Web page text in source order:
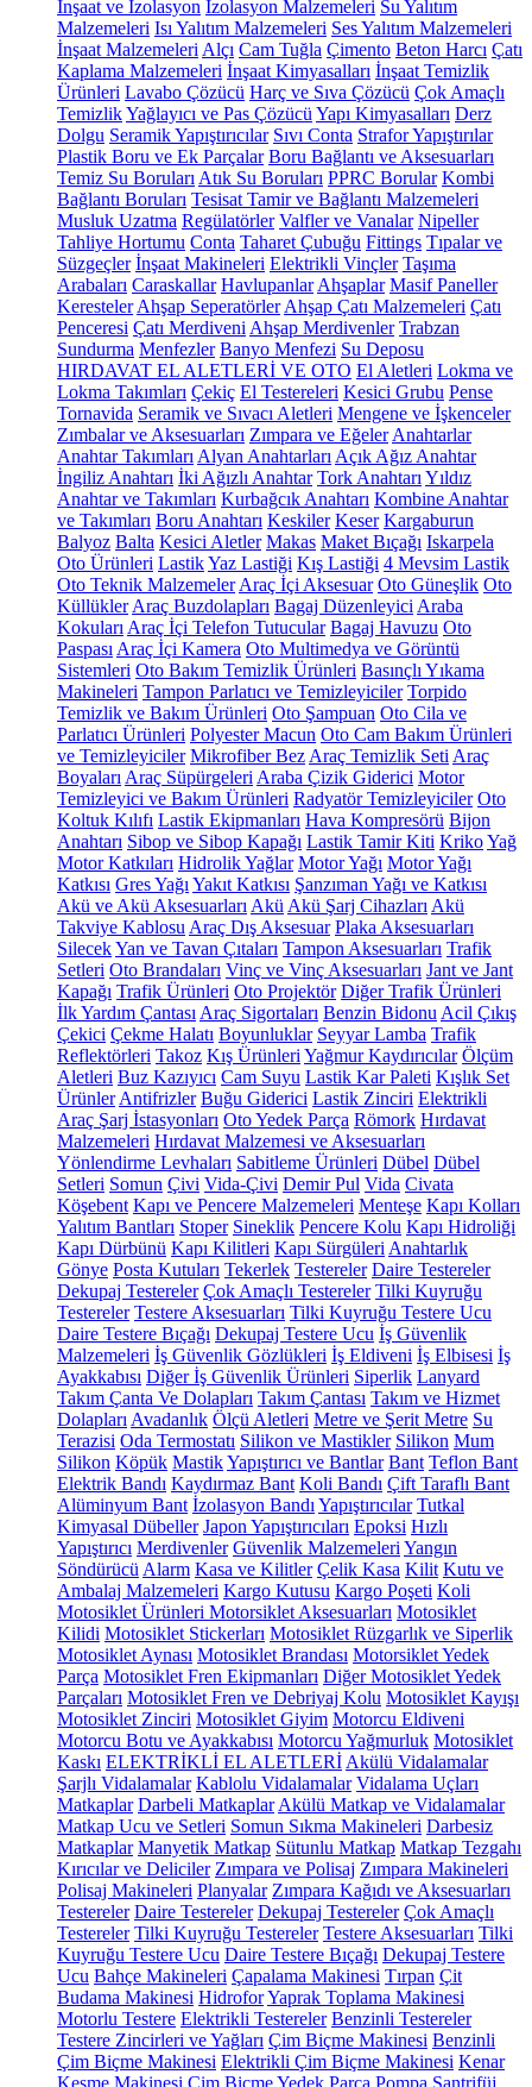
İnşaat ve İzolasyon İzolasyon Malzemeleri Su Yalıtım
Malzemeleri Isı Yalıtım Malzemeleri Ses Yalıtım Malzemeleri
İnşaat Malzemeleri Alçı Cam Tuğla Çimento Beton Harcı Çatı
Kaplama Malzemeleri İnşaat Kimyasalları İnşaat Temizlik
Ürünleri Lavabo Çözücü Harç ve Sıva Çözücü Çok Amaçlı
TemizlikYağlayıcı ve Pas Çözücü Yapı Kimyasalları Derz
Dolgu Seramik Yapıştırıcılar Sıvı Conta Strafor Yapıştırılar
Plastik Boru ve Ek Parçalar Boru Bağlantı ve Aksesuarları
Temiz Su Boruları Atık Su Boruları PPRC Borular Kombi
Bağlantı Boruları Tesisat Tamir ve Bağlantı Malzemeleri
Musluk Uzatma Regülatörler Valfler ve Vanalar Nipeller
Tahliye Hortumu Conta Taharet Çubuğu Fittings Tıpalar ve
Süzgeçler İnşaat Makineleri Elektrikli Vinçler Taşıma
Arabaları Caraskallar Havlupanlar Ahşaplar Masif Paneller
Keresteler Ahşap Seperatörler Ahşap Çatı Malzemeleri Çatı
Penceresi Çatı Merdiveni Ahşap Merdivenler Trabzan
Sundurma Menfezler Banyo Menfezi Su Deposu
HIRDAVAT EL ALETLERİ VE OTO El Aletleri Lokma ve
Lokma Takımları Çekiç El Testereleri Kesici Grubu Pense
Tornavida Seramik ve Sıvacı Aletleri Mengene ve İşkenceler
Zımbalar ve Aksesuarları Zımpara ve Eğeler Anahtarlar
Anahtar Takımları Alyan Anahtarları Açık Ağız Anahtar
İngiliz Anahtarı İki Ağızlı Anahtar Tork Anahtarı Yıldız
Anahtar ve Takımları Kurbağcık Anahtarı Kombine Anahtar
ve Takımları Boru Anahtarı Keskiler Keser Kargaburun
Balyoz Balta Kesici Aletler Makas Maket Bıçağı Iskarpela
Oto Ürünleri LastikYaz Lastiği Kış Lastiği 4 Mevsim Lastik
Oto Teknik Malzemeler Araç İçi Aksesuar Oto Güneşlik Oto
Küllükler Araç Buzdolapları Bagaj Düzenleyici Araba
Kokuları Araç İçi Telefon Tutucular Bagaj Havuzu Oto
Paspası Araç İçi Kamera Oto Multimedya ve Görüntü
Sistemleri Oto Bakım Temizlik Ürünleri Basınçlı Yıkama
Makineleri Tampon Parlatıcı ve Temizleyiciler Torpido
Temizlik ve Bakım Ürünleri Oto Şampuan Oto Cila ve
Parlatıcı Ürünleri Polyester Macun Oto Cam Bakım Ürünleri
ve Temizleyiciler Mikrofiber Bez Araç Temizlik Seti Araç
Boyaları Araç Süpürgeleri Araba Çizik Giderici Motor
Temizleyici ve Bakım Ürünleri Radyatör Temizleyiciler Oto
Koltuk Kılıfı Lastik Ekipmanları Hava Kompresörü Bijon
Anahtarı Sibop ve Sibop Kapağı Lastik Tamir Kiti KrikoYağ
Motor Katkıları Hidrolik Yağlar Motor Yağı Motor Yağı
Katkısı Gres Yağı Yakıt Katkısı Şanzıman Yağı ve Katkısı
Akü ve Akü Aksesuarları Akü Akü Şarj Cihazları Akü
Takviye Kablosu Araç Dış Aksesuar Plaka Aksesuarları
SilecekYan ve Tavan Çıtaları Tampon Aksesuarları Trafik
Setleri Oto Brandaları Vinç ve Vinç Aksesuarları Jant ve Jant
Kapağı Trafik Ürünleri Oto Projektör Diğer Trafik Ürünleri
İlk Yardım Çantası Araç Sigortaları Benzin Bidonu Acil Çıkış
Çekici Çekme Halatı Boyunluklar Seyyar Lamba Trafik
Reflektörleri Takoz Kış Ürünleri Yağmur Kaydırıcılar Ölçüm
Aletleri Buz Kazıyıcı Cam Suyu Lastik Kar Paleti Kışlık Set
Ürünler Antifrizler Buğu Giderici Lastik Zinciri Elektrikli
Araç Şarj İstasyonları Oto Yedek Parça Römork Hırdavat
Malzemeleri Hırdavat Malzemesi ve Aksesuarları
Yönlendirme Levhaları Sabitleme Ürünleri Dübel Dübel
Setleri Somun Çivi Vida-Çivi Demir Pul Vida Civata
Köşebent Kapı ve Pencere Malzemeleri Menteşe Kapı Kolları
Yalıtım Bantları Stoper Sineklik Pencere Kolu Kapı Hidroliği
Kapı Dürbünü Kapı Kilitleri Kapı Sürgüleri Anahtarlık
Gönye Posta Kutuları Tekerlek Testereler Daire Testereler
Dekupaj Testereler Çok Amaçlı Testereler Tilki Kuyruğu
Testereler Testere Aksesuarları Tilki Kuyruğu Testere Ucu
Daire Testere Bıçağı Dekupaj Testere Ucu İş Güvenlik
Malzemeleri İş Güvenlik Gözlükleri İş Eldiveni İş Elbisesi İş
Ayakkabısı Diğer İş Güvenlik Ürünleri Siperlik Lanyard
Takım Çanta Ve Dolapları Takım Çantası Takım ve Hizmet
Dolapları Avadanlık Ölçü Aletleri Metre ve Şerit Metre Su
Terazisi Oda Termostatı Silikon ve Mastikler Silikon Mum
Silikon Köpük MastikYapıştırıcı ve Bantlar Bant Teflon Bant
Elektrik Bandı Kaydırmaz Bant Koli Bandı Çift Taraflı Bant
Alüminyum Bant İzolasyon Bandı Yapıştırıcılar Tutkal
Kimyasal Dübeller Japon Yapıştırıcıları Epoksi Hızlı
Yapıştırıcı Merdivenler Güvenlik Malzemeleri Yangın
Söndürücü Alarm Kasa ve Kilitler Çelik Kasa Kilit Kutu ve
Ambalaj Malzemeleri Kargo Kutusu Kargo Poşeti Koli
Motosiklet Ürünleri Motorsiklet Aksesuarları Motosiklet
Kilidi Motosiklet Stickerları Motosiklet Rüzgarlık ve Siperlik
Motosiklet Aynası Motosiklet Brandası Motorsiklet Yedek
Parça Motosiklet Fren Ekipmanları Diğer Motosiklet Yedek
Parçaları Motosiklet Fren ve Debriyaj Kolu Motosiklet Kayışı
Motosiklet Zinciri Motosiklet Giyim Motorcu Eldiveni
Motorcu Botu ve Ayakkabısı Motorcu Yağmurluk Motosiklet
Kaskı ELEKTRİKLİ EL ALETLERİ Akülü Vidalamalar
Şarjlı Vidalamalar Kablolu Vidalamalar Vidalama Uçları
Matkaplar Darbeli Matkaplar Akülü Matkap ve Vidalamalar
Matkap Ucu ve Setleri Somun Sıkma Makineleri Darbesiz
Matkaplar Manyetik Matkap Sütunlu Matkap Matkap Tezgahı
Kırıcılar ve Deliciler Zımpara ve Polisaj Zımpara Makineleri
Polisaj Makineleri Planyalar Zımpara Kağıdı ve Aksesuarları
Testereler Daire Testereler Dekupaj Testereler Çok Amaçlı
Testereler Tilki Kuyruğu Testereler Testere Aksesuarları Tilki
Kuyruğu Testere Ucu Daire Testere Bıçağı Dekupaj Testere
Ucu Bahçe Makineleri Çapalama Makinesi Tırpan Çit
Budama Makinesi HidroforYaprak Toplama Makinesi
Motorlu Testere Elektrikli Testereler Benzinli Testereler
Testere Zincirleri ve Yağları Çim Biçme Makinesi Benzinli
Çim Biçme Makinesi Elektrikli Çim Biçme Makinesi Kenar
Kesme Makinesi Çim Biçme Yedek Parça Pompa Santrifüj